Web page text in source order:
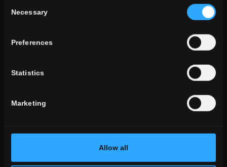
Selection
Necessary
Preferences
Statistics
Marketing
Allow all
Küche
gewerbebereich
ALLE WOHNRÄUME
Stein Optik